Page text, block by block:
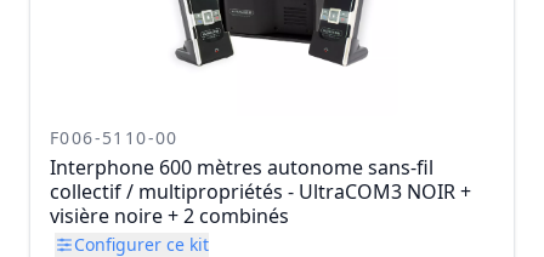
F006-5110-00
Interphone 600 mètres autonome sans-fil
collectif / multipropriétés - UltraCOM3 NOIR +
visière noire + 2 combinés
Configurer ce kit